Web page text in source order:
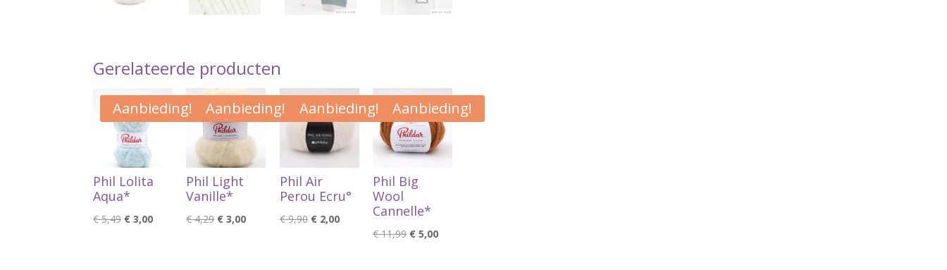
Gerelateerde producten
Aanbieding!
Phil Lolita
Aqua*
€5,49 Oorspronkelijke
€ 3,00Huidige
Aanbieding!
Phil Light
Vanille*
€4,29 Oorspronkelijke
€ 3,00Huidige
Aanbieding!
Phil Air
Perou Ecru°
€9,90 Oorspronkelijke
€2,00Huidige
Aanbieding!
Phil Big
Wool
Cannelle*
€11,99 Oorspronkelijke
€ 5,00Huidige